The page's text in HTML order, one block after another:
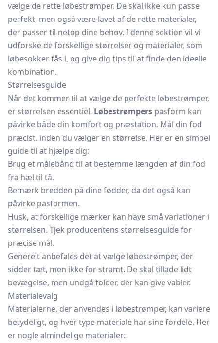
vælge de rette løbestrømper. De skal ikke kun passe
perfekt, men også være lavet af de rette materialer,
der passer til netop dine behov. I denne sektion vil vi
udforske de forskellige størrelser og materialer, som
løbesokker fås i, og give dig tips til at finde den ideelle
kombination.
Størrelsesguide
Når det kommer til at vælge de perfekte løbestrømper,
er størrelsen essentiel. Løbestrømpers pasform kan
påvirke både din komfort og præstation. Mål din fod
præcist, inden du vælger en størrelse. Her er en simpel
guide til at hjælpe dig:
Brug et målebånd til at bestemme længden af ​​din fod
fra hæl til tå.
Bemærk bredden på dine fødder, da det også kan
påvirke pasformen.
Husk, at forskellige mærker kan have små variationer i
størrelsen. Tjek producentens størrelsesguide for
præcise mål.
Generelt anbefales det at vælge løbestrømper, der
sidder tæt, men ikke for stramt. De skal tillade lidt
bevægelse, men undgå folder, der kan give vabler.
Materialevalg
Materialerne, der anvendes i løbestrømper, kan variere
betydeligt, og hver type materiale har sine fordele. Her
er nogle almindelige materialer: